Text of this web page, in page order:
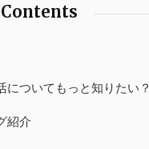
Contents
についてもっと知りたい？
紹介